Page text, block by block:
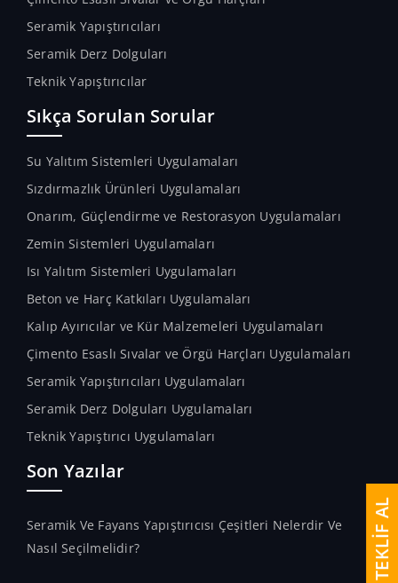
Seramik Yapıştırıcıları
Seramik Derz Dolguları
Teknik Yapıştırıcılar
Sıkça Sorulan Sorular
Su Yalıtım Sistemleri Uygulamaları
Sızdırmazlık Ürünleri Uygulamaları
Onarım, Güçlendirme ve Restorasyon Uygulamaları
Zemin Sistemleri Uygulamaları
Isı Yalıtım Sistemleri Uygulamaları
Beton ve Harç Katkıları Uygulamaları
Kalıp Ayırıcılar ve Kür Malzemeleri Uygulamaları
Çimento Esaslı Sıvalar ve Örgü Harçları Uygulamaları
Seramik Yapıştırıcıları Uygulamaları
Seramik Derz Dolguları Uygulamaları
Teknik Yapıştırıcı Uygulamaları
Son Yazılar
Seramik Ve Fayans Yapıştırıcısı Çeşitleri Nelerdir Ve
Nasıl Seçilmelidir?
TEKLİF AL